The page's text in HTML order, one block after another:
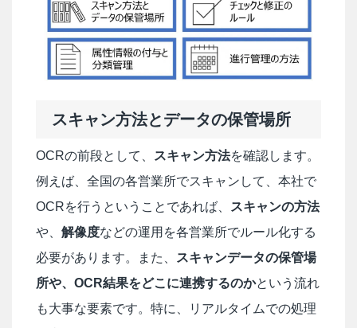
スキャン方法とデータの保管場所
OCRの前段として、 スキャン方法を確認します。
例えば、全国の各営業所でスキャンして、本社で
OCRを行うということであれば、
スキャンの方法
や、 解像度などの運用を各営業所でルール化する
必要があります。また、
スキャンデータの保管場
所や、OCR結果をどこに連携するのかという流れ
も大事な要素です。特に、リアルタイムでの処理